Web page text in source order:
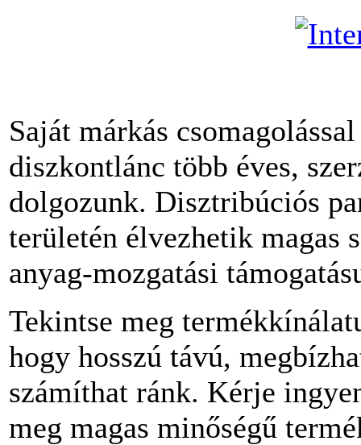
Saját márkás
diszkontlánc több éves,
dolgozunk. Disztribúciós
területén élvezhetik magas
anyag-mozgatási
Tekintse meg
hogy hosszú távú,
számíthat ránk. Kérje
meg magas minőségű